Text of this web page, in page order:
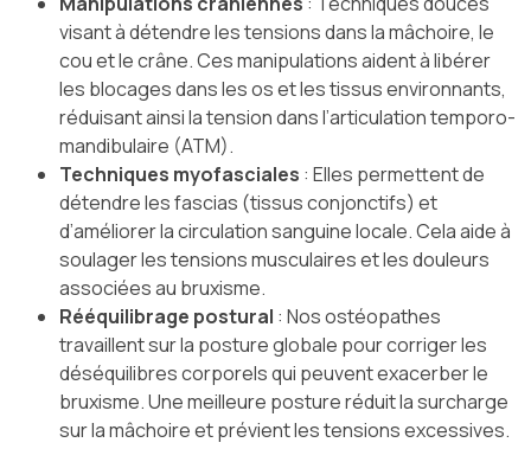
visant à détendre les tensions dans la mâchoire, le
cou et le crâne. Ces manipulations aident à libérer
les blocages dans les os et les tissus environnants,
réduisant ainsi la tension dans l’articulation temporo-
mandibulaire (ATM).
Techniques myofasciales : Elles permettent de
détendre les fascias (tissus conjonctifs) et
d’améliorer la circulation sanguine locale. Cela aide à
soulager les tensions musculaires et les douleurs
associées au bruxisme.
Rééquilibrage postural : Nos ostéopathes
travaillent sur la posture globale pour corriger les
déséquilibres corporels qui peuvent exacerber le
bruxisme. Une meilleure posture réduit la surcharge
sur la mâchoire et prévient les tensions excessives.